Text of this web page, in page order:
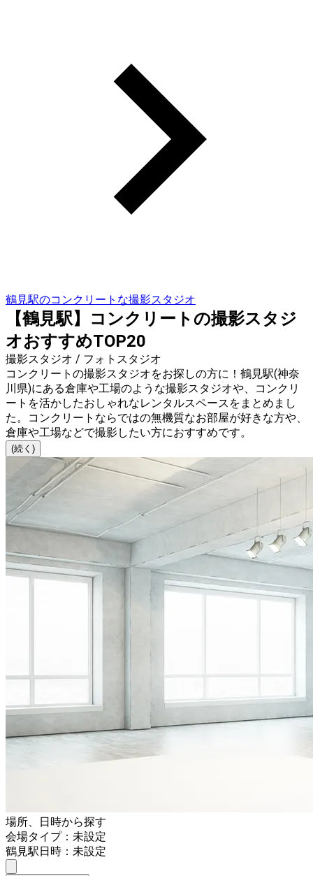
鶴見駅のコンクリートな撮影スタジオ
【鶴見駅】コンクリートの撮影スタジ
オおすすめTOP20
撮影スタジオ / フォトスタジオ
コンクリートの撮影スタジオをお探しの方に！鶴見駅(神奈
川県)にある倉庫や工場のような撮影スタジオや、コンクリ
ートを活かしたおしゃれなレンタルスペースをまとめまし
た。コンクリートならではの無機質なお部屋が好きな方や、
倉庫や工場などで撮影したい方におすすめです。
(続く)
場所、日時から探す
会場タイプ：未設定
鶴見駅日時：未設定